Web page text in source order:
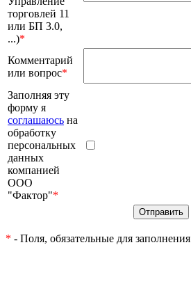
торговлей 11
или БП 3.0,
...)*
Комментарий
или вопрос*
Заполняя эту
форму я
соглашаюсь на
обработку
персональных
данных
компанией
ООО
"Фактор"*
* - Поля, обязательные для заполнения